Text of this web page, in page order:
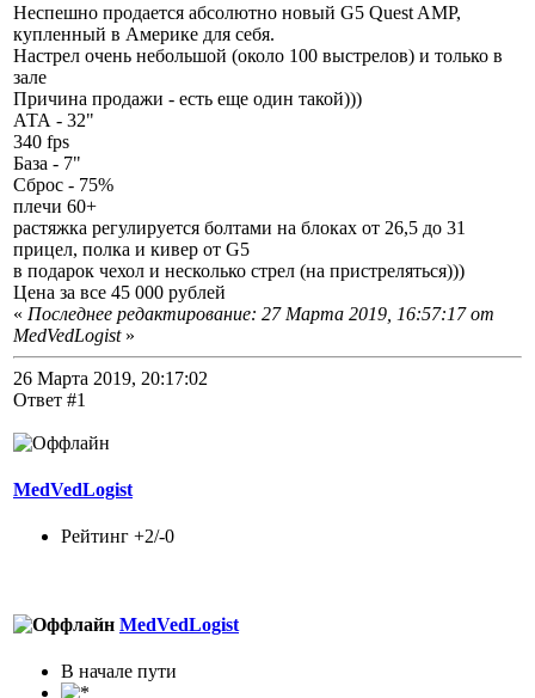
Неспешно продается абсолютно новый G5 Quest AMP,
купленный в Америке для себя.
Настрел очень небольшой (около 100 выстрелов) и только в
зале
Причина продажи - есть еще один такой)))
АТА - 32"
340 fps
База - 7"
Сброс - 75%
плечи 60+
растяжка регулируется болтами на блоках от 26,5 до 31
прицел, полка и кивер от G5
в подарок чехол и несколько стрел (на пристреляться)))
Цена за все 45 000 рублей
« Последнее редактирование: 27 Марта 2019, 16:57:17 от
MedVedLogist»
26 Марта 2019, 20:17:02
Ответ #1
MedVedLogist
Рейтинг +2/-0
MedVedLogist
В начале пути